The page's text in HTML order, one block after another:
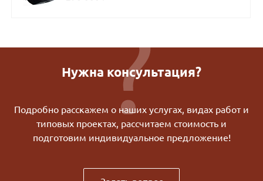
Нужна консультация?
Подробно расскажем о наших услугах, видах работ и
типовых проектах, рассчитаем стоимость и
подготовим индивидуальное предложение!